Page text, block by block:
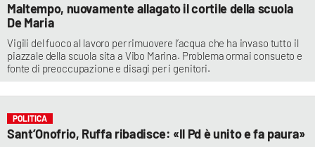
Maltempo, nuovamente allagato il cortile della scuola
De Maria
Vigili del fuoco al lavoro per rimuovere l’acqua che ha invaso tutto il
piazzale della scuola sita a Vibo Marina. Problema ormai consueto e
fonte di preoccupazione e disagi per i genitori.
POLITICA
Sant’Onofrio, Ruffa ribadisce: «Il Pd è unito e fa paura»